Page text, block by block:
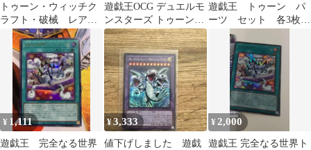
トゥーン・ウィッチク
ラフト・破械 レアカ
ードセット
遊戯王OCG デュエルモ
ンスターズ トゥーンま
とめ売り
遊戯王 トゥーン パ
ーツ セット 各3枚
ウルトラ スーパー
¥ 1,111
遊戯王 完全なる世界
¥3,333
値下げしました 遊戯
¥ 2,000
遊戯王 完全なる世界ト